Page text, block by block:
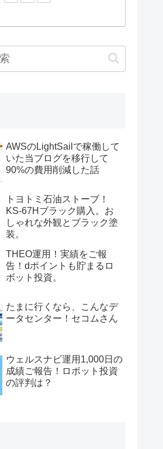
AWSのLightSailで稼働して
いた当ブログを移行して
90%の費用削減した話
トヨトミ石油ストーブ！
KS-67Hブラック購入。お
しゃれな外観とブラック塗
装。
THEO運用！実績をご報
告！dポイントも貯まるロ
ボット投資。
たまに行くなら、こんなデ
ータセンター！セコムさん
ウェルスナビ運用1,000日の
成績ご報告！ロボット投資
の評判は？